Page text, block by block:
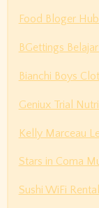
Food Bloger
BGettings
Bianchi Boys
Geniux Trial
Kelly Marceau
Stars in Coma
Sushi WiFi